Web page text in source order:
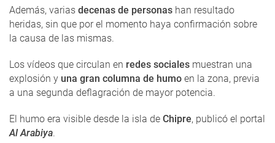
Además, varias decenas de personas han resultado
heridas, sin que por el momento haya confirmación sobre
la causa de las mismas.
Los vídeos que circulan en redes sociales muestran una
explosión y una gran columna de humo en la zona, previa
a una segunda deflagración de mayor potencia.
El humo era visible desde la isla de Chipre, publicó el portal
Al Arabiya.